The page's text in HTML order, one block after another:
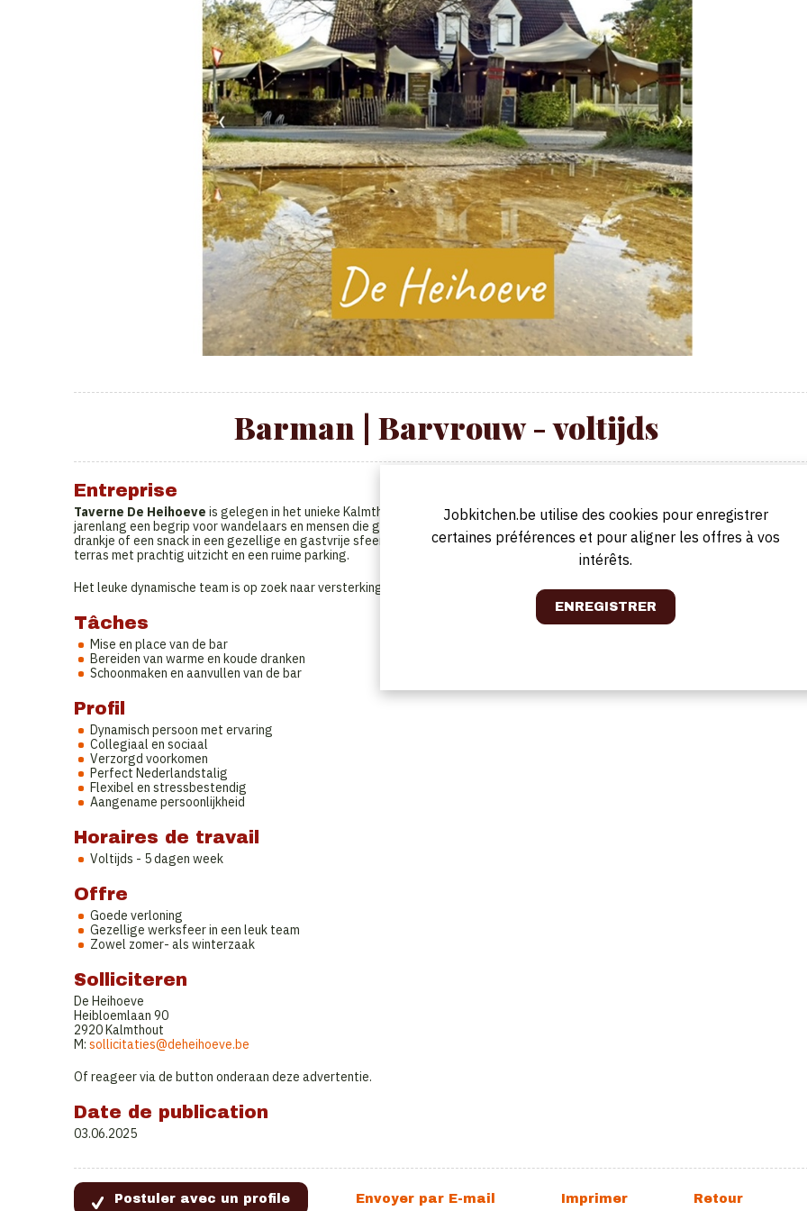
Barman | Barvrouw - voltijds
Entreprise
Taverne De Heihoeve is gelegen in het unieke Kalmthoutse natuurreservaat De Vroente is Taverne Restaurant De Heihoeve al
jarenlang een begrip voor wandelaars en mensen die graag genieten van lekker eten in een uniek kader. Iedereen op zoek naar een
drankje of een snack in een gezellige en gastvrije sfeer, is bij De Heihoeve aan het juiste adres. Onze taverne beschikt over een
terras met prachtig uitzicht en een ruime parking.
Het leuke dynamische team is op zoek naar versterking.
Tâches
Mise en place van de bar
Bereiden van warme en koude dranken
Schoonmaken en aanvullen van de bar
Profil
Dynamisch persoon met ervaring
Collegiaal en sociaal
Verzorgd voorkomen
Perfect Nederlandstalig
Flexibel en stressbestendig
Aangename persoonlijkheid
Horaires de travail
Voltijds - 5 dagen week
Offre
Goede verloning
Gezellige werksfeer in een leuk team
Zowel zomer- als winterzaak
Solliciteren
De Heihoeve
Heibloemlaan 90
2920 Kalmthout
M: sollicitaties@deheihoeve.be
Of reageer via de button onderaan deze advertentie.
Date de publication
03.06.2025
Jobkitchen.be utilise des cookies pour enregistrer
certaines préférences et pour aligner les offres à vos
intérêts.